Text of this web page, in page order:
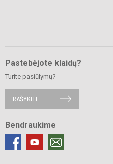
Pastebėjote klaidų?
Turite pasiūlymų?
RAŠYKITE
Bendraukime